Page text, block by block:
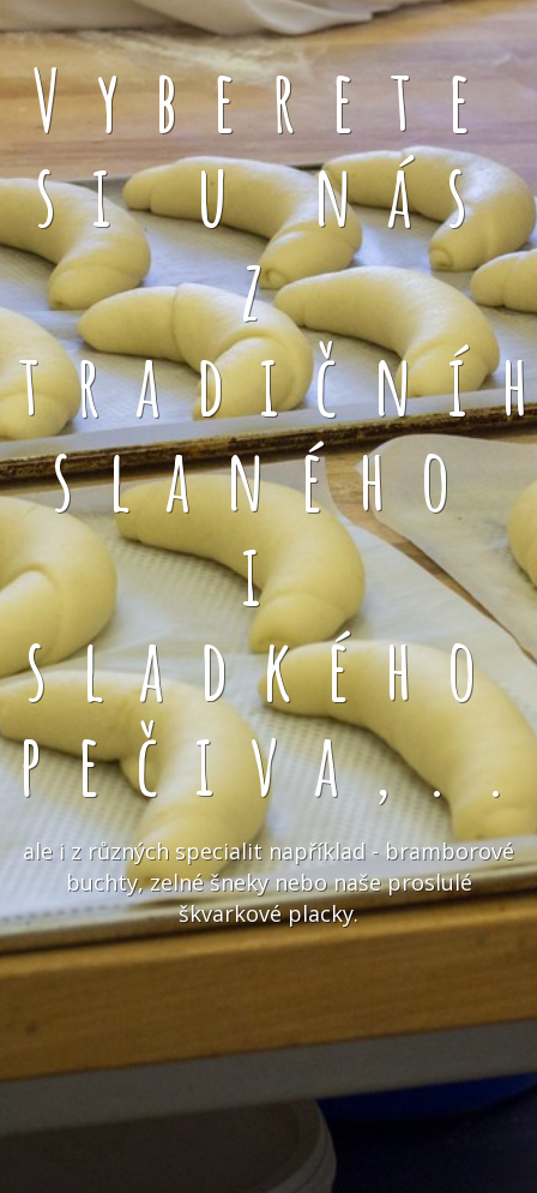
Vyberete
si u nás
z
slaného
i
sladkého
ale i z různých specialit například - bramborové
buchty, zelné šneky nebo naše proslulé
škvarkové placky.